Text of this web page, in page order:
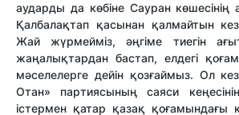
аударды да көбіне Сауран көшесінің
Қалбалақтап қасынан қалмайтын
Жай жүрмейміз, әңгіме тиегін
жаңалықтардан бастап, елдегі
мәселелерге дейін қозғаймыз. Ол
Отан» партиясының саяси
істермен қатар қазақ қоғамындағы